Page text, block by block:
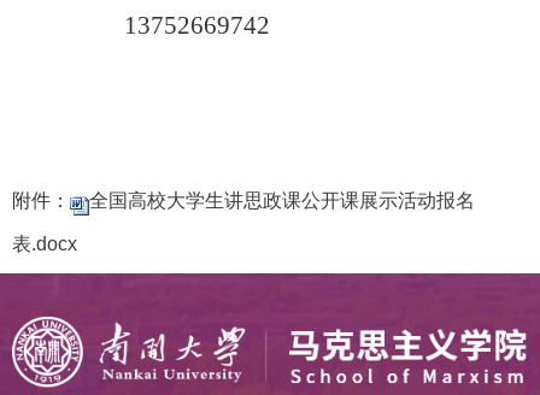
13752669742
附件： 全国高校大学生讲思政课公开课展示活动报名
表.docx